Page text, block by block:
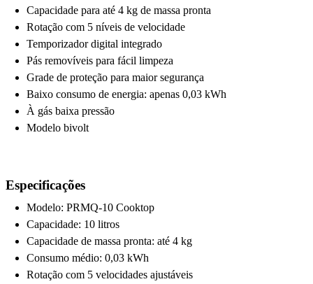
Capacidade para até 4 kg de massa pronta
Rotação com 5 níveis de velocidade
Temporizador digital integrado
Pás removíveis para fácil limpeza
Grade de proteção para maior segurança
Baixo consumo de energia: apenas 0,03 kWh
À gás baixa pressão
Modelo bivolt
Especificações
Modelo: PRMQ-10 Cooktop
Capacidade: 10 litros
Capacidade de massa pronta: até 4 kg
Consumo médio: 0,03 kWh
Rotação com 5 velocidades ajustáveis